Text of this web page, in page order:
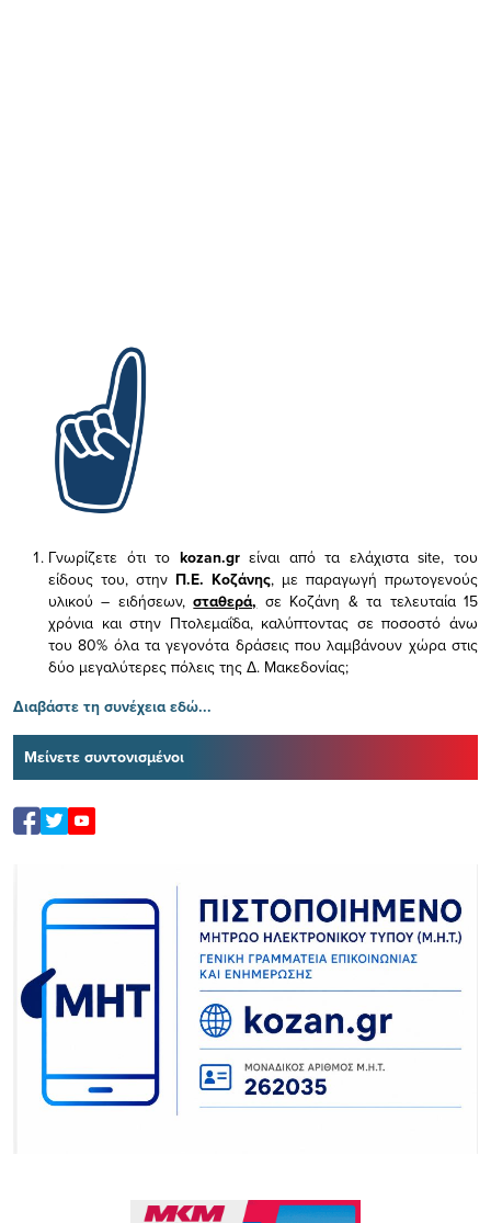
Γνωρίζετε ότι το kozan.gr είναι από τα ελάχισταsite, του
είδους του, στην Π.Ε. Κοζάνης, με παραγωγή πρωτογενούς
υλικού – ειδήσεων,σταθερά, σε Κοζάνη & τα τελευταία 15
χρόνια και στην Πτολεμαΐδα, καλύπτοντας σε ποσοστό άνω
του 80% όλα τα γεγονότα δράσεις που λαμβάνουν χώρα στις
δύο μεγαλύτερες πόλεις της Δ. Μακεδονίας;
Διαβάστε τη συνέχεια εδώ...
Μείνετε συντονισμένοι